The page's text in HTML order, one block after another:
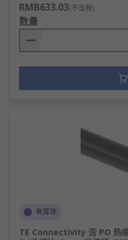
RMB633.03(不含税)
数量
有库存
TE Connectivity 否 PO 热